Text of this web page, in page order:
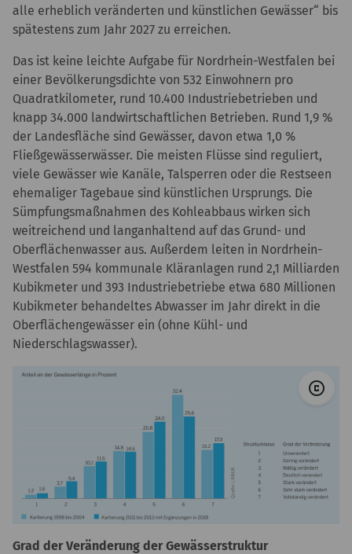
alle erheblich veränderten und künstlichen Gewässer“ bis
spätestens zum Jahr 2027 zu erreichen.
Das ist keine leichte Aufgabe für Nordrhein-Westfalen bei
einer Bevölkerungsdichte von 532 Einwohnern pro
Quadratkilometer, rund 10.400 Industriebetrieben und
knapp 34.000 landwirtschaftlichen Betrieben. Rund 1,9 %
der Landesfläche sind Gewässer, davon etwa 1,0 %
Fließgewässerwässer. Die meisten Flüsse sind reguliert,
viele Gewässer wie Kanäle, Talsperren oder die Restseen
ehemaliger Tagebaue sind künstlichen Ursprungs. Die
Sümpfungsmaßnahmen des Kohleabbaus wirken sich
weitreichend und langanhaltend auf das Grund- und
Oberflächenwasser aus. Außerdem leiten in Nordrhein-
Westfalen 594 kommunale Kläranlagen rund 2,1 Milliarden
Kubikmeter und 393 Industriebetriebe etwa 680 Millionen
Kubikmeter behandeltes Abwasser im Jahr direkt in die
Oberflächengewässer ein (ohne Kühl- und
Niederschlagswasser).
copyright
Grad der Veränderung der Gewässerstruktur